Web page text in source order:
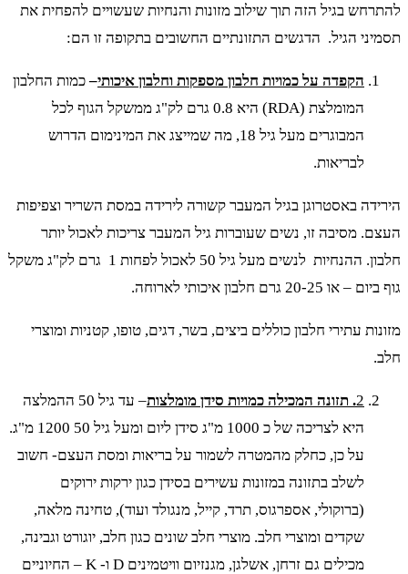
להתרחש בגיל הזה תוך שילוב מזונות והנחיות שעשויים להפחית את
תסמיני הגיל. הדגשים התזונתיים החשובים בתקופה זו הם:
הקפדה על כמויות חלבון מספקות וחלבון איכותי–כמות החלבון
המומלצת (RDA) היא 0.8 גרם לק"ג ממשקל הגוף לכל
המבוגרים מעל גיל 18, מה שמייצג את המינימום הדרוש
לבריאות.
הירידה באסטרוגן בגיל המעבר קשורה לירידה במסת השריר וצפיפות
העצם. מסיבה זו, נשים שעוברות גיל המעבר צריכות לאכול יותר
חלבון. ההנחיות לנשים מעל גיל 50 לאכול לפחות 1 גרם לק"ג משקל
גוף ביום – או 20-25 גרם חלבון איכותי לארוחה.
מזונות עתירי חלבון כוללים ביצים, בשר, דגים, טופו, קטניות ומוצרי
חלב.
2. תזונה המכילה כמויות סידן מומלצות
– עד גיל 50 ההמלצה
היא לצריכה של כ 1000 מ"ג סידן ליום ומעל גיל 50 1200 מ"ג.
על כן, כחלק מהמטרה לשמור על בריאות ומסת העצם- חשוב
לשלב בתזונה במזונות עשירים בסידן כגון ירקות ירוקים
(ברוקולי, אספרגוס, תרד, קייל, מנגולד ועוד), טחינה מלאה,
שקדים ומוצרי חלב. מוצרי חלב שונים כגון חלב, יוגורט וגבינה,
מכילים גם זרחן, אשלגן, מגנזיום וויטמינים D ו- K – החיוניים